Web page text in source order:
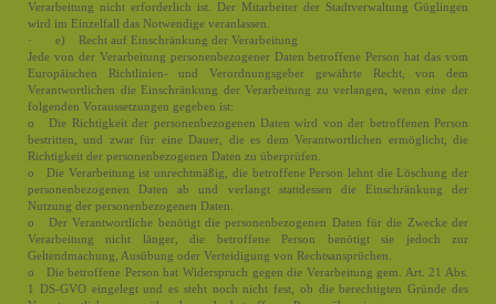
Verarbeitung nicht erforderlich ist. Der Mitarbeiter der Stadtverwaltung Güglingen
wird im Einzelfall das Notwendige veranlassen.
· e) Recht auf Einschränkung der Verarbeitung
Jede von der Verarbeitung personenbezogener Daten betroffene Person hat das vom
Europäischen Richtlinien- und Verordnungsgeber gewährte Recht, von dem
Verantwortlichen die Einschränkung der Verarbeitung zu verlangen, wenn eine der
folgenden Voraussetzungen gegeben ist:
o Die Richtigkeit der personenbezogenen Daten wird von der betroffenen Person
bestritten, und zwar für eine Dauer, die es dem Verantwortlichen ermöglicht, die
Richtigkeit der personenbezogenen Daten zu überprüfen.
o Die Verarbeitung ist unrechtmäßig, die betroffene Person lehnt die Löschung der
personenbezogenen Daten ab und verlangt stattdessen die Einschränkung der
Nutzung der personenbezogenen Daten.
o Der Verantwortliche benötigt die personenbezogenen Daten für die Zwecke der
Verarbeitung nicht länger, die betroffene Person benötigt sie jedoch zur
Geltendmachung, Ausübung oder Verteidigung von Rechtsansprüchen.
o Die betroffene Person hat Widerspruch gegen die Verarbeitung gem. Art. 21 Abs.
1 DS-GVO eingelegt und es steht noch nicht fest, ob die berechtigten Gründe des